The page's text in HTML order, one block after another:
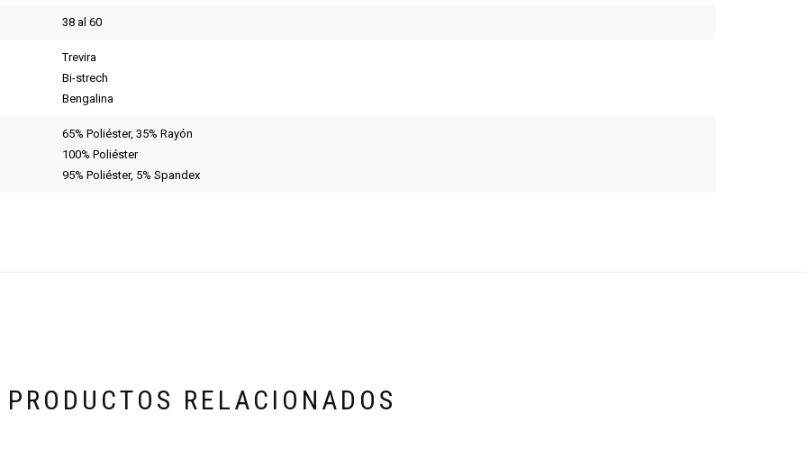
38 al 60
Trevira
Bi-strech
Bengalina
65% Poliéster, 35% Rayón
100% Poliéster
95% Poliéster, 5% Spandex
PRODUCTOS RELACIONADOS